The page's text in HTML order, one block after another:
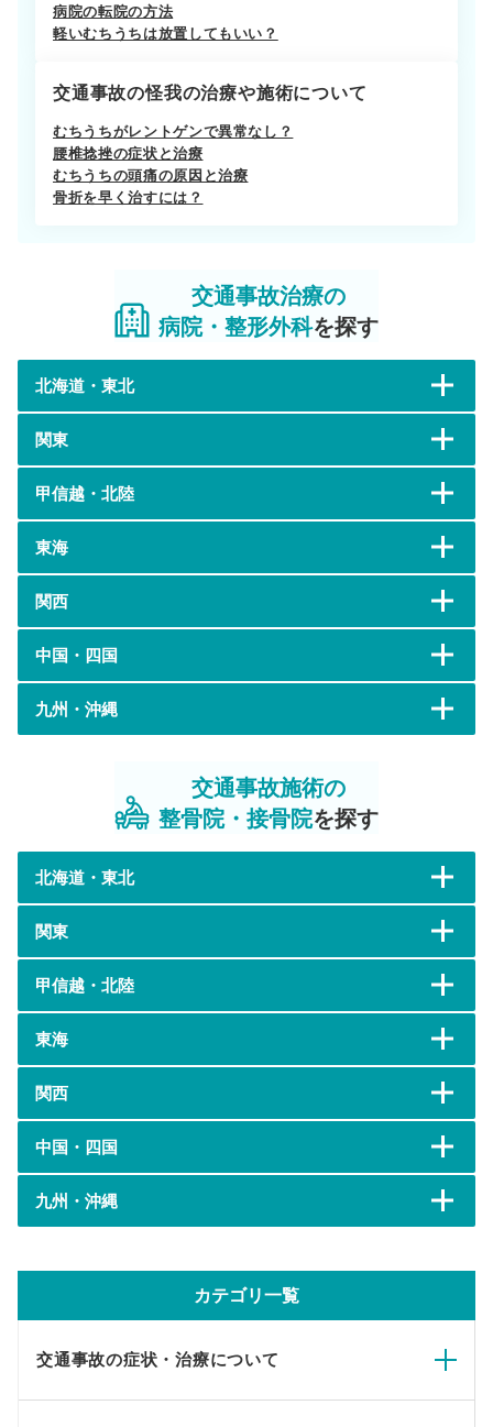
病院の転院の方法
軽いむちうちは放置してもいい？
交通事故の怪我の治療や施術について
むちうちがレントゲンで異常なし？
腰椎捻挫の症状と治療
むちうちの頭痛の原因と治療
骨折を早く治すには？
交通事故治療の
病院・整形外科を探す
北海道・東北
関東
甲信越・北陸
東海
関西
中国・四国
九州・沖縄
交通事故施術の
整骨院・接骨院を探す
北海道・東北
関東
甲信越・北陸
東海
関西
中国・四国
九州・沖縄
カテゴリ一覧
交通事故の症状・治療について